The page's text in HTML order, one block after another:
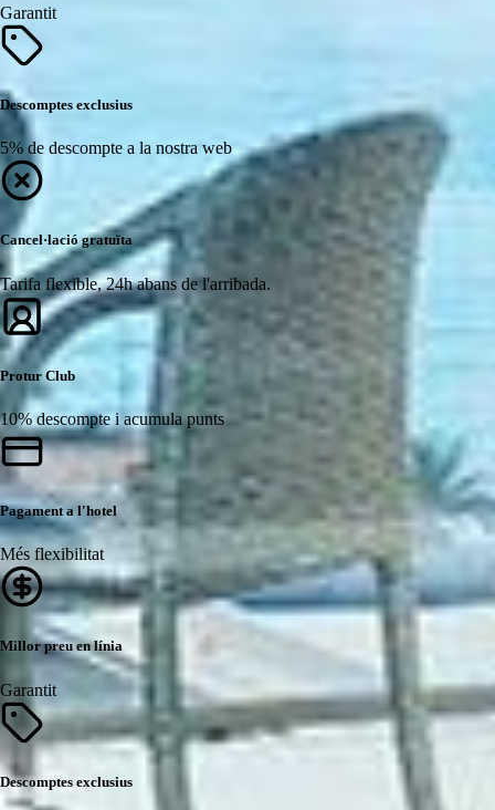
Garantit
Descomptes exclusius
5% de descompte a la nostra web
Cancel·lació gratuïta
Tarifa flexible, 24h abans de l'arribada.
Protur Club
10% descompte i acumula punts
Pagament a l'hotel
Més flexibilitat
Millor preu en línia
Garantit
Descomptes exclusius